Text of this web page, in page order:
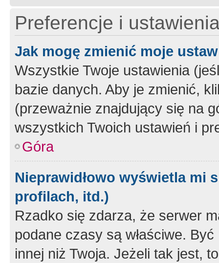
Preferencje i
Jak mogę zmienić moje
Wszystkie Twoje ustawienia
bazie danych. Aby je zmienić,
(przeważnie znajdujący się na
wszystkich Twoich ustawień i
Góra
Nieprawidłowo wyświetla mi
profilach, itd.)
Rzadko się zdarza, że serwer
podane czasy są właściwe.
innej niż Twoja. Jeżeli tak jest,